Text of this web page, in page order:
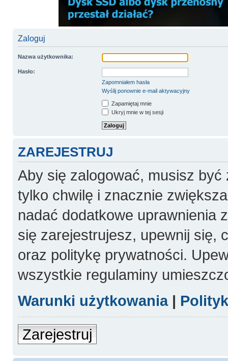
Zaloguj
Nazwa użytkownika:
Hasło:
Zapomniałem hasła
Wyślij ponownie e-mail aktywacyjny
Zapamiętaj mnie
Ukryj mnie w tej sesji
ZAREJESTRUJ
Aby się zalogować, musisz
tylko chwilę i znacznie
nadać dodatkowe uprawnienia
się zarejestrujesz, upewnij się,
oraz politykę prywatności.
wszystkie regulaminy
Warunki użytkowania|
Zarejestruj